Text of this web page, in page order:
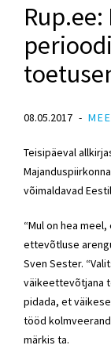
08.05.2017
Teisipäeval
võimaldavad
“Mul on hea
ettevõtluse
Sven Sester.
väikeettevõtjana
pidada, et
tööd
märkis ta.